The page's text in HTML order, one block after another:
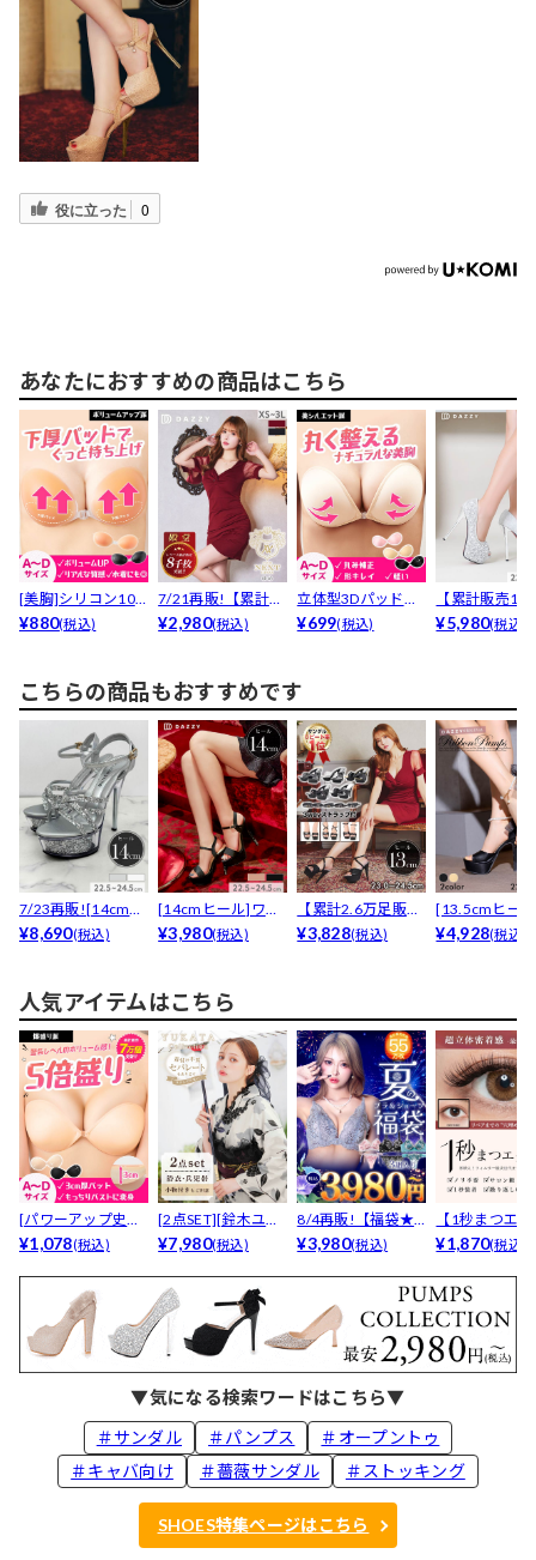
役に立った 0
あなたにおすすめの商品はこちら
[美胸]シリコン10
0％下厚プッシュ
¥880(税込)
7/21再販!【累計販
売7000枚以上...
¥2,980(税込)
立体型3Dパッド付
きヌードブラ
¥699(税込)
【累計販売1.3
突破】「キラ
¥5,980(税込)
こちらの商品もおすすめです
7/23再販![14cmヒ
ール]グリッ...
¥8,690(税込)
[14cmヒール]ワン
カラー輝くビジュ...
¥3,980(税込)
【累計2.6万足販
売】[13cmヒール...
¥3,828(税込)
[13.5cmヒー
ザーチュール
¥4,928(税込)
人気アイテムはこちら
[パワーアップ史上
最強5倍盛りアップ
¥1,078(税込)
[2点SET][鈴木ユリ
ア(baby)...
¥7,980(税込)
8/4再販!【福袋★
ブラセット3点
¥3,980(税込)
【1秒まつエ
リュームタイ
¥1,870(税込)
▼気になる検索ワードはこちら▼
＃サンダル ＃パンプス
＃オープントゥ
＃キャバ向け
＃薔薇サンダル ＃ストッキング
SHOES特集ページはこちら